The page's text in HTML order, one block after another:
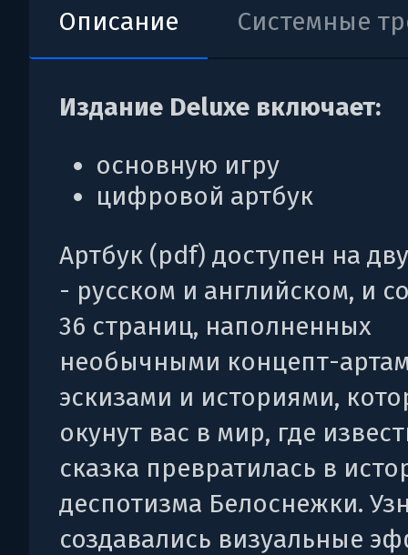
Описание Системные
Издание Deluxe включает:
основную игру
цифровой артбук
Артбук (pdf) доступен на
- русском и английском, и
36 страниц, наполненных
необычными концепт-
эскизами и историями,
окунут вас в мир, где
сказка превратилась в
деспотизма Белоснежки.
создавались визуальные